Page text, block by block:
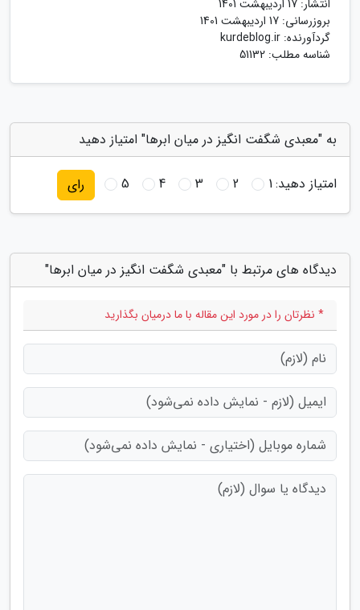
انتشار: 17 اردیبهشت 1401
بروزرسانی: 17 اردیبهشت 1401
گردآورنده: kurdeblog.ir
شناسه مطلب: 51132
به "معبدی شگفت انگیز در میان ابرها" امتیاز دهید
امتیاز دهید:1
2
3
4
5 رای
دیدگاه های مرتبط با "معبدی شگفت انگیز در میان ابرها"
* نظرتان را در مورد این مقاله با ما درمیان بگذارید